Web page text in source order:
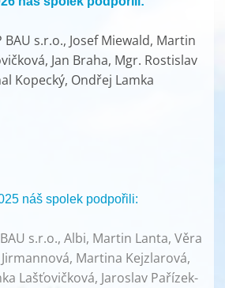
s.r.o., Josef Miewald, Martin
Jan Braha, Mgr. Rostislav
Kopecký, Ondřej Lamka
náš spolek podpořili:
s.r.o., Albi, Martin Lanta, Věra
Martina Kejzlarová,
Lašťovičková, Jaroslav Pařízek-